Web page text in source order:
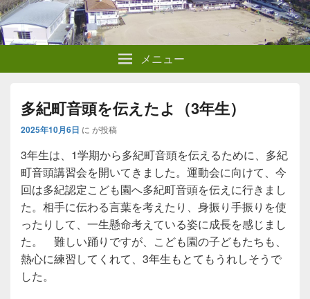
メニュー
多紀町音頭を伝えたよ（3年生）
2025年10月6日 に が投稿
3年生は、1学期から多紀町音頭を伝えるために、多紀
町音頭講習会を開いてきました。運動会に向けて、今
回は多紀認定こども園へ多紀町音頭を伝えに行きまし
た。相手に伝わる言葉を考えたり、身振り手振りを使
ったりして、一生懸命考えている姿に成長を感じまし
た。 難しい踊りですが、こども園の子どもたちも、
熱心に練習してくれて、3年生もとてもうれしそうで
した。